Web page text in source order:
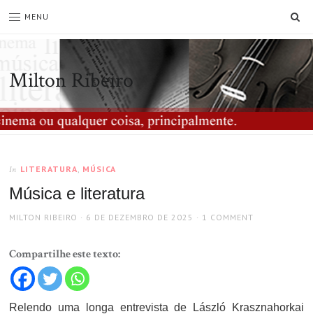
MENU
Milton Ribeiro
In LITERATURA, MÚSICA
Música e literatura
AUTHOR
MILTON RIBEIRO
POSTED
6 DE DEZEMBRO DE 2025 1 COMMENT
Compartilhe este texto:
Relendo uma longa entrevista de László Krasznahorkai